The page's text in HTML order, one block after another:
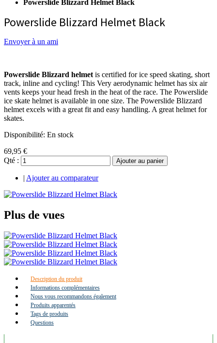
Powerslide Blizzard Helmet Black
Powerslide Blizzard Helmet Black
Envoyer à un ami
Powerslide Blizzard helmet is certified for ice speed skating, short
track, inline and cycling! This Very aerodynamic helmet has six air
vents keeps your head fresh in the heat of the race. The Powerslide
ice skate helmet is available in one size. The Powerslide Blizzard
helmet excels with a great fit and easy handling. A great helmet for
skates.
Disponibilité: En stock
69,95 €
Qté :
Ajouter au panier
| Ajouter au comparateur
Plus de vues
Description du produit
Informations complémentaires
Nous vous recommandons également
Produits apparentés
Tags de produits
Questions